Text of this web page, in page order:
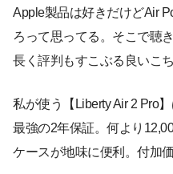
Apple製品は好きだけどAir
ろって思ってる。そこで聴
長く評判もすこぶる良いこち
私が使う【Liberty Air 2 Pro
最強の2年保証。何より
ケースが地味に便利。付加